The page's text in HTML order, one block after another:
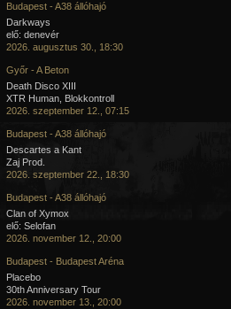
Budapest - A38 állóhajó
Darkways
elő: denevér
2026. augusztus 30., 18:30
Győr - A Beton
Death Disco XIII
XTR Human, Blokkontroll
2026. szeptember 12., 07:15
Budapest - A38 állóhajó
Descartes a Kant
Zaj Prod.
2026. szeptember 22., 18:30
Budapest - A38 állóhajó
Clan of Xymox
elő: Selofan
2026. november 12., 20:00
Budapest - Budapest Aréna
Placebo
30th Anniversary Tour
2026. november 13., 20:00